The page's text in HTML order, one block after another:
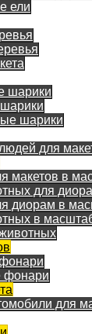
ели
шарики
шарики
для
макетов в
для
диорам в
в
фонари
для